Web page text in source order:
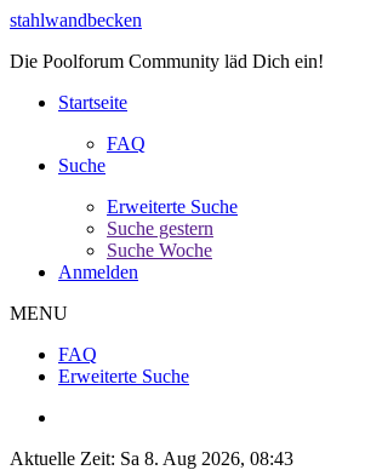
stahlwandbecken
Die Poolforum Community läd Dich ein!
Startseite
FAQ
Suche
Erweiterte Suche
Suche gestern
Suche Woche
Anmelden
MENU
FAQ
Erweiterte Suche
Aktuelle Zeit: Sa 8. Aug 2026, 08:43